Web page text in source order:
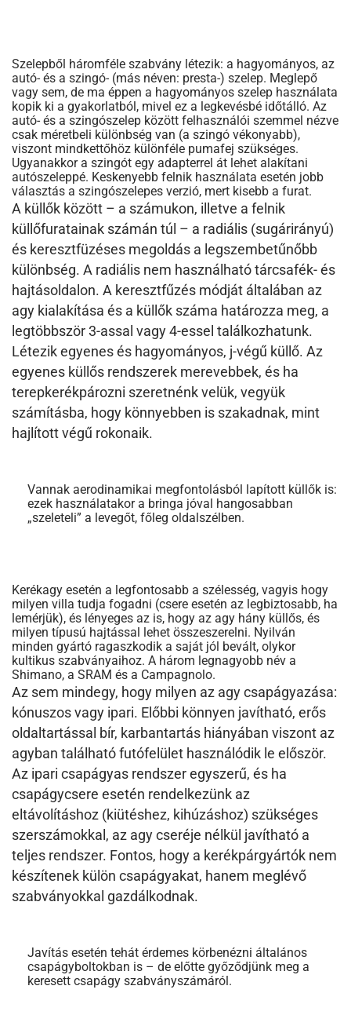
Szelepből háromféle szabvány létezik: a hagyományos, az
autó- és a szingó- (más néven: presta-) szelep. Meglepő
vagy sem, de ma éppen a hagyományos szelep használata
kopik ki a gyakorlatból, mivel ez a legkevésbé időtálló. Az
autó- és a szingószelep között felhasználói szemmel nézve
csak méretbeli különbség van (a szingó vékonyabb),
viszont mindkettőhöz különféle pumafej szükséges.
Ugyanakkor a szingót egy adapterrel át lehet alakítani
autószeleppé. Keskenyebb felnik használata esetén jobb
választás a szingószelepes verzió, mert kisebb a furat.
A küllők között – a számukon, illetve a felnik
küllőfuratainak számán túl – a radiális (sugárirányú)
és keresztfüzéses megoldás a legszembetűnőbb
különbség. A radiális nem használható tárcsafék- és
hajtásoldalon. A keresztfűzés módját általában az
agy kialakítása és a küllők száma határozza meg, a
legtöbbször 3-assal vagy 4-essel találkozhatunk.
Létezik egyenes és hagyományos, j-végű küllő. Az
egyenes küllős rendszerek merevebbek, és ha
terepkerékpározni szeretnénk velük, vegyük
számításba, hogy könnyebben is szakadnak, mint
hajlított végű rokonaik.
Vannak aerodinamikai megfontolásból lapított küllők is:
ezek használatakor a bringa jóval hangosabban
„szeleteli” a levegőt, főleg oldalszélben.
Kerékagy esetén a legfontosabb a szélesség, vagyis hogy
milyen villa tudja fogadni (csere esetén az legbiztosabb, ha
lemérjük), és lényeges az is, hogy az agy hány küllős, és
milyen típusú hajtással lehet összeszerelni. Nyilván
minden gyártó ragaszkodik a saját jól bevált, olykor
kultikus szabványaihoz. A három legnagyobb név a
Shimano, a SRAM és a Campagnolo.
Az sem mindegy, hogy milyen az agy csapágyazása:
kónuszos vagy ipari. Előbbi könnyen javítható, erős
oldaltartással bír, karbantartás hiányában viszont az
agyban található futófelület használódik le először.
Az ipari csapágyas rendszer egyszerű, és ha
csapágycsere esetén rendelkezünk az
eltávolításhoz (kiütéshez, kihúzáshoz) szükséges
szerszámokkal, az agy cseréje nélkül javítható a
teljes rendszer. Fontos, hogy a kerékpárgyártók nem
készítenek külön csapágyakat, hanem meglévő
szabványokkal gazdálkodnak.
Javítás esetén tehát érdemes körbenézni általános
csapágyboltokban is – de előtte győződjünk meg a
keresett csapágy szabványszámáról.